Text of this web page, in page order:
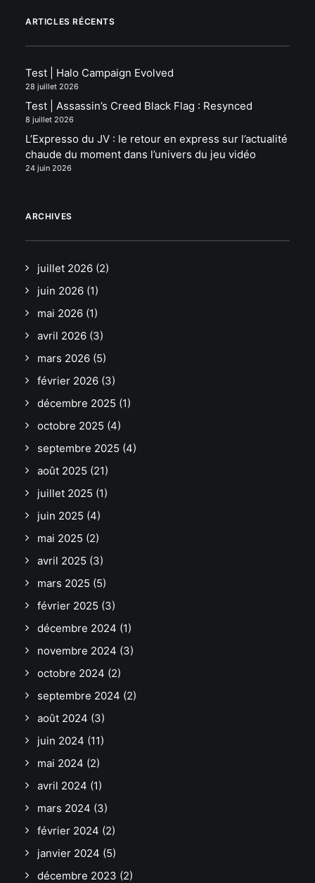
ARTICLES RÉCENTS
Test | Halo Campaign Evolved
28 juillet 2026
Test | Assassin’s Creed Black Flag : Resynced
8 juillet 2026
L’Expresso du JV : le retour en express sur l’actualité
chaude du moment dans l’univers du jeu vidéo
24 juin 2026
ARCHIVES
juillet 2026 (2)
juin 2026 (1)
mai 2026 (1)
avril 2026 (3)
mars 2026 (5)
février 2026 (3)
décembre 2025 (1)
octobre 2025 (4)
septembre 2025 (4)
août 2025 (21)
juillet 2025 (1)
juin 2025 (4)
mai 2025 (2)
avril 2025 (3)
mars 2025 (5)
février 2025 (3)
décembre 2024 (1)
novembre 2024 (3)
octobre 2024 (2)
septembre 2024 (2)
août 2024 (3)
juin 2024 (11)
mai 2024 (2)
avril 2024 (1)
mars 2024 (3)
février 2024 (2)
janvier 2024 (5)
décembre 2023 (2)